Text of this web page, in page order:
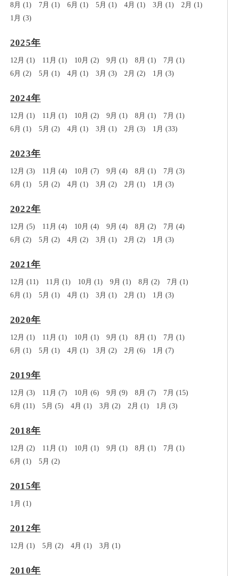
8月 (1) 7月 (1) 6月 (1) 5月 (1) 4月 (1) 3月 (1)
2月 (1)
1月 (3)
2025年
12月 (1) 11月 (1) 10月 (2) 9月 (1) 8月 (1)
7月 (1)
6月 (2)
5月 (1) 4月 (1) 3月 (3) 2月 (2) 1月 (3)
2024年
12月 (1) 11月 (1) 10月 (2) 9月 (1) 8月 (1)
7月 (1)
6月 (1)
5月 (2) 4月 (1) 3月 (1) 2月 (3) 1月 (33)
2023年
12月 (3) 11月 (4) 10月 (7) 9月 (4) 8月 (1)
7月 (3)
6月 (1)
5月 (2) 4月 (1) 3月 (2) 2月 (1) 1月 (3)
2022年
12月 (5) 11月 (4) 10月 (4) 9月 (4) 8月 (2)
7月 (4)
6月 (2)
5月 (2) 4月 (2) 3月 (1) 2月 (2) 1月 (3)
2021年
12月 (11) 11月 (1) 10月 (1) 9月 (1) 8月 (2)
7月 (1)
6月 (1)
5月 (1) 4月 (1) 3月 (1) 2月 (1) 1月 (3)
2020年
12月 (1) 11月 (1) 10月 (1) 9月 (1) 8月 (1)
7月 (1)
6月 (1)
5月 (1) 4月 (1) 3月 (2) 2月 (6) 1月 (7)
2019年
12月 (3) 11月 (7) 10月 (6) 9月 (9) 8月 (7)
7月 (15)
6月 (11)
5月 (5) 4月 (1) 3月 (2) 2月 (1) 1月 (3)
2018年
12月 (2) 11月 (1) 10月 (1) 9月 (1) 8月 (1)
7月 (1)
6月 (1)
5月 (2)
2015年
1月 (1)
2012年
12月 (1) 5月 (2) 4月 (1) 3月 (1)
2010年